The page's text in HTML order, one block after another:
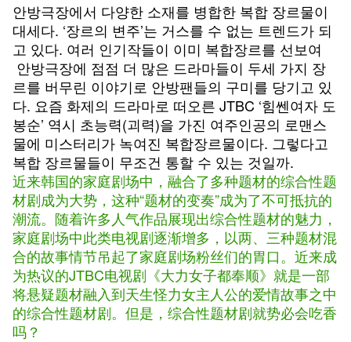
안방극장에서 다양한 소재를 병합한 복합 장르물이
대세다. ‘장르의 변주’는 거스를 수 없는 트렌드가 되
고 있다. 여러 인기작들이 이미 복합장르를 선보여
안방극장에 점점 더 많은 드라마들이 두세 가지 장
르를 버무린 이야기로 안방팬들의 구미를 당기고 있
다. 요즘 화제의 드라마로 떠오른 JTBC ‘힘쎈여자 도
봉순’ 역시 초능력(괴력)을 가진 여주인공의 로맨스
물에 미스터리가 녹여진 복합장르물이다. 그렇다고
복합 장르물들이 무조건 통할 수 있는 것일까.
近来韩国的家庭剧场中，融合了多种题材的综合性题
材剧成为大势，这种“题材的变奏”成为了不可抵抗的
潮流。随着许多人气作品展现出综合性题材的魅力，
家庭剧场中此类电视剧逐渐增多，以两、三种题材混
合的故事情节吊起了家庭剧场粉丝们的胃口。近来成
为热议的JTBC电视剧《大力女子都奉顺》就是一部
将悬疑题材融入到天生怪力女主人公的爱情故事之中
的综合性题材剧。但是，综合性题材剧就势必会吃香
吗？